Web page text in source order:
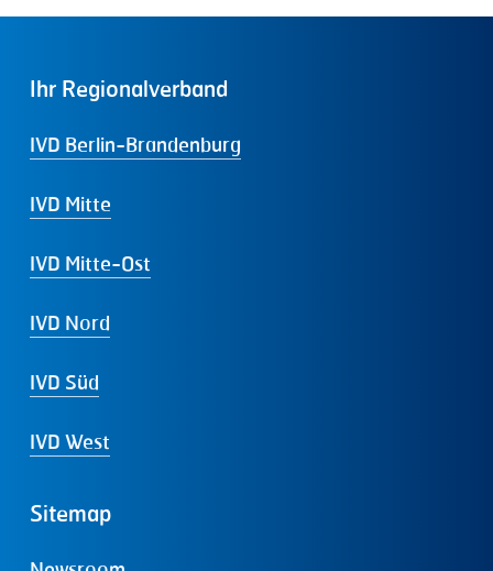
Ihr Regionalverband
IVD Berlin-Brandenburg
IVD Mitte
IVD Mitte-Ost
IVD Nord
IVD Süd
IVD West
Sitemap